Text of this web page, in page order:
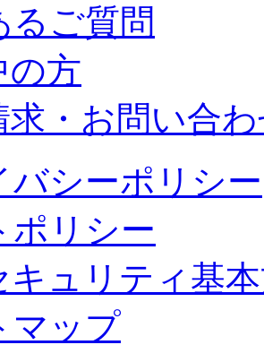
るご質問
の方
求・お問い合
バシーポリシー
ポリシー
キュリティ基
マップ